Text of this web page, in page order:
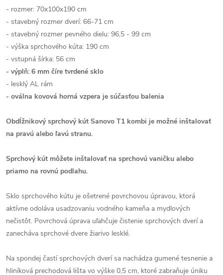
- rozmer: 70x100x190 cm
- stavebný rozmer dverí: 66-71 cm
- stavebný rozmer pevného dielu: 96,5 - 99 cm
- výška sprchového kúta: 190 cm
- vstupná šírka: 56 cm
- výplň: 6 mm číre tvrdené sklo
- lesklý AL rám
- oválna kovová horná vzpera je súčasťou balenia
Obdĺžnikový sprchový kút Sanovo T1 kombi je možné inštalovať
na pravú alebo ľavú stranu.
Sprchový kút môžete inštalovať na sprchovú vaničku alebo
priamo na rovnú podlahu.
Sklo sprchového kútu je ošetrené povrchovou úpravou, ktorá
aktívne odoláva usadzovaniu vodného kameňa a mydlových
nečistôt. Povrchová úprava uľahčuje čistenie sprchových dverí a
zanecháva sprchové dvere žiarivo lesklé.
Na spondej častí sprchových dverí sa nachádza gumené tesnenie a
hliníková prechodová lišta vo výške 0,5 cm, ktoré zabraňuje úniku